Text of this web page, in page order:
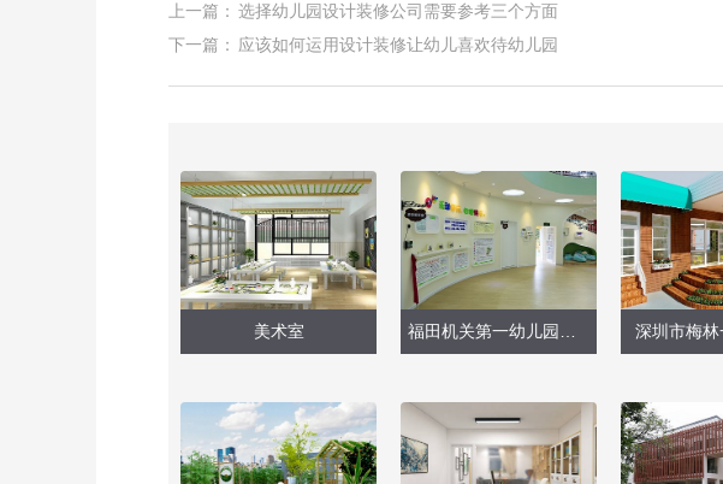
上一篇： 选择幼儿园设计装修公司需要参考三个方面
下一篇： 应该如何运用设计装修让幼儿喜欢待幼儿园
美术室 深圳市梅林